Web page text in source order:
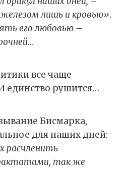
лишь и кровью».
его любовью –
все чаще
единство рушится…
Бисмарка,
для наших дней:
расчленить
так же